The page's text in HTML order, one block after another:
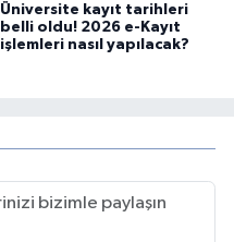
Üniversite kayıt tarihleri
belli oldu! 2026 e-Kayıt
işlemleri nasıl yapılacak?